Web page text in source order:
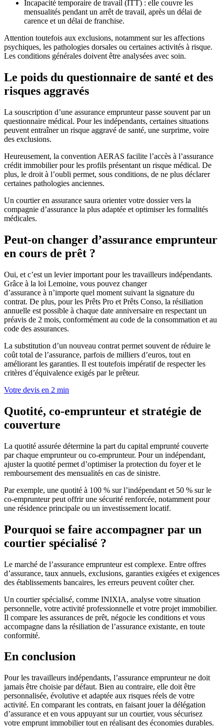
Incapacité temporaire de travail (ITT) : elle couvre les
mensualités pendant un arrêt de travail, après un délai de
carence et un délai de franchise.
Attention toutefois aux exclusions, notamment sur les affections
psychiques, les pathologies dorsales ou certaines activités à risque.
Les conditions générales doivent être analysées avec soin.
Le poids du questionnaire de santé et des
risques aggravés
La souscription d’une assurance emprunteur passe souvent par un
questionnaire médical. Pour les indépendants, certaines situations
peuvent entraîner un risque aggravé de santé, une surprime, voire
des exclusions.
Heureusement, la convention AERAS facilite l’accès à l’assurance
crédit immobilier pour les profils présentant un risque médical. De
plus, le droit à l’oubli permet, sous conditions, de ne plus déclarer
certaines pathologies anciennes.
Un courtier en assurance saura orienter votre dossier vers la
compagnie d’assurance la plus adaptée et optimiser les formalités
médicales.
Peut-on changer d’assurance emprunteur
en cours de prêt ?
Oui, et c’est un levier important pour les travailleurs indépendants.
Grâce à la loi Lemoine, vous pouvez changer
d’assurance à n’importe quel moment suivant la signature du
contrat. De plus, pour les Prêts Pro et Prêts Conso, la résiliation
annuelle est possible à chaque date anniversaire en respectant un
préavis de 2 mois, conformément au code de la consommation et au
code des assurances.
La substitution d’un nouveau contrat permet souvent de réduire le
coût total de l’assurance, parfois de milliers d’euros, tout en
améliorant les garanties. Il est toutefois impératif de respecter les
critères d’équivalence exigés par le prêteur.
Votre devis en 2 min
Quotité, co-emprunteur et stratégie de
couverture
La quotité assurée détermine la part du capital emprunté couverte
par chaque emprunteur ou co-emprunteur. Pour un indépendant,
ajuster la quotité permet d’optimiser la protection du foyer et le
remboursement des mensualités en cas de sinistre.
Par exemple, une quotité à 100 % sur l’indépendant et 50 % sur le
co-emprunteur peut offrir une sécurité renforcée, notamment pour
une résidence principale ou un investissement locatif.
Pourquoi se faire accompagner par un
courtier spécialisé ?
Le marché de l’assurance emprunteur est complexe. Entre offres
d’assurance, taux annuels, exclusions, garanties exigées et exigences
des établissements bancaires, les erreurs peuvent coûter cher.
Un courtier spécialisé, comme INIXIA, analyse votre situation
personnelle, votre activité professionnelle et votre projet immobilier.
Il compare les assurances de prêt, négocie les conditions et vous
accompagne dans la résiliation de l’assurance existante, en toute
conformité.
En conclusion
Pour les travailleurs indépendants, l’assurance emprunteur ne doit
jamais être choisie par défaut. Bien au contraire, elle doit être
personnalisée, évolutive et adaptée aux risques réels de votre
activité. En comparant les contrats, en faisant jouer la délégation
d’assurance et en vous appuyant sur un courtier, vous sécurisez
votre emprunt immobilier tout en réalisant des économies durables.